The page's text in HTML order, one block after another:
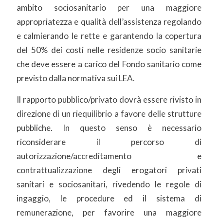
ambito sociosanitario per una maggiore
appropriatezza e qualità dell’assistenza regolando
e calmierando le rette e garantendo la copertura
del 50% dei costi nelle residenze socio sanitarie
che deve essere a carico del Fondo sanitario come
previsto dalla normativa sui LEA.
Il rapporto pubblico/privato dovrà essere rivisto in
direzione di un riequilibrio a favore delle strutture
pubbliche. In questo senso è necessario
riconsiderare il percorso di
autorizzazione/accreditamento e
contrattualizzazione degli erogatori privati
sanitari e sociosanitari, rivedendo le regole di
ingaggio, le procedure ed il sistema di
remunerazione, per favorire una maggiore